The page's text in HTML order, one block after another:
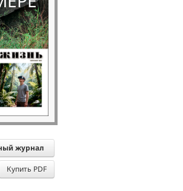
журнал
Купить PDF